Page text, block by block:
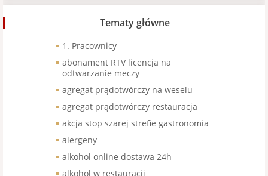
Tematy główne
1. Pracownicy
abonament RTV licencja na
odtwarzanie meczy
agregat prądotwórczy na weselu
agregat prądotwórczy restauracja
akcja stop szarej strefie gastronomia
alergeny
alkohol online dostawa 24h
alkohol w restauracji